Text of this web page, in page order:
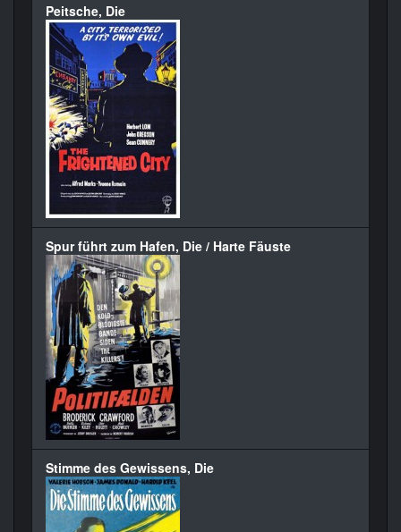
Peitsche, Die
Spur führt zum Hafen, Die / Harte Fäuste
Stimme des Gewissens, Die